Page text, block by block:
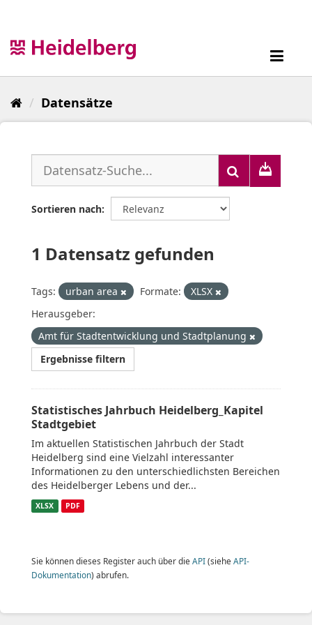
Datensätze
Sortieren nach
1 Datensatz gefunden
Tags: urban area Formate:
XLSX
Herausgeber:
Amt für Stadtentwicklung und Stadtplanung
Ergebnisse filtern
Statistisches Jahrbuch Heidelberg_Kapitel
Stadtgebiet
Im aktuellen Statistischen Jahrbuch der Stadt
Heidelberg sind eine Vielzahl interessanter
Informationen zu den unterschiedlichsten Bereichen
des Heidelberger Lebens und der...
XLSX PDF
Sie können dieses Register auch über die API(siehe API-
Dokumentation) abrufen.